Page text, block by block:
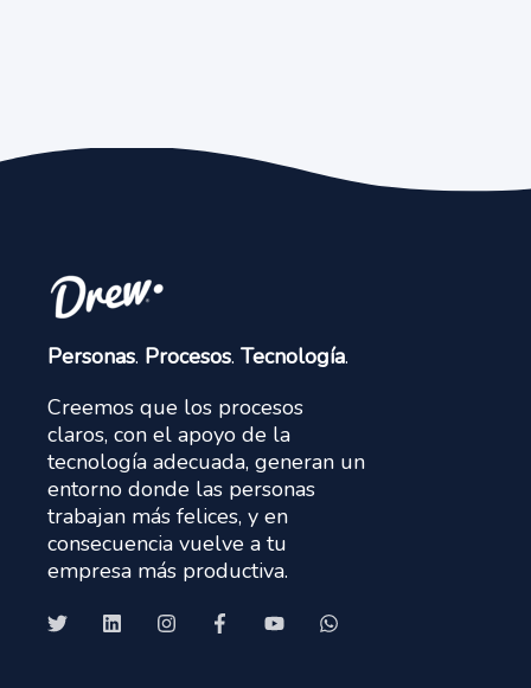
Personas. Procesos. Tecnología.
Creemos que los procesos
claros, con el apoyo de la
tecnología adecuada, generan un
entorno donde las personas
trabajan más felices, y en
consecuencia vuelve a tu
empresa más productiva.